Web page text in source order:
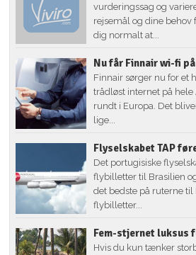
vurderingssag og
rejsemål og dine behov
dig normalt at...
Nu får Finnair wi-fi
Finnair sørger nu for et
trådløst internet på
rundt i Europa. Det
lige...
Flyselskabet TAP
Det portugisiske
flybilletter til Brasilien
det bedste på ruterne
flybilletter...
Fem-stjernet luksus
Hvis du kun tænker